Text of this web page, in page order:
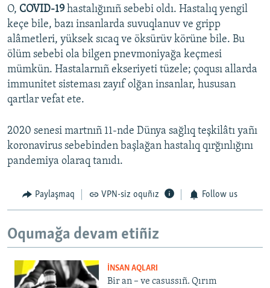
O, COVID-19 hastalığınıñ sebebi oldı. Hastalıq yengil
keçe bile, bazı insanlarda suvuqlanuv ve gripp
alâmetleri, yüksek sıcaq ve öksürüv körüne bile. Bu
ölüm sebebi ola bilgen pnevmoniyağa keçmesi
mümkün. Hastalarnıñ ekseriyeti tüzele; çoqusı allarda
immunitet sisteması zayıf olğan insanlar, hususan
qartlar vefat ete.
2020 senesi martnıñ 11-nde Dünya sağlıq teşkilâtı yañı
koronavirus sebebinden başlağan hastalıq qırğınlığını
pandemiya olaraq tanıdı.
Paylaşmaq VPN-siz oquñız Follow us
Oqumağa devam etiñiz
İNSAN AQLARI
Bir an – ve casussıñ. Qırım